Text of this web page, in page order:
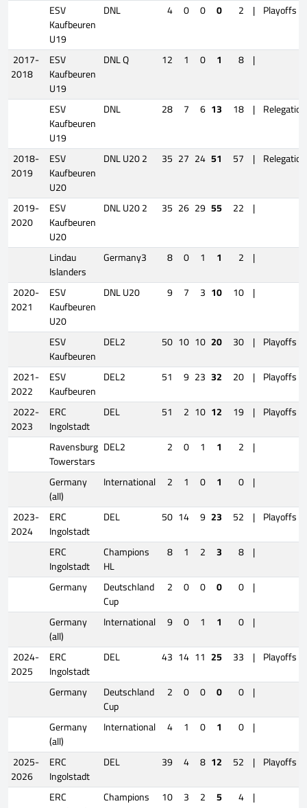
ESV
Kaufbeuren
U19
DNL 4 0 0 0 2 | Playoffs
2017-
2018
ESV
Kaufbeuren
U19
DNL Q 12 1 0 1 8 |
ESV
Kaufbeuren
U19
DNL 28 7 6 13 18 | Relegation
2018-
2019
ESV
Kaufbeuren
U20
DNL U20 2 35 27 24 51 57 | Relegation
2019-
2020
ESV
Kaufbeuren
U20
DNL U20 2 35 26 29 55 22 |
Lindau
Islanders
Germany3 8 0 1 1 2 |
2020-
2021
ESV
Kaufbeuren
U20
DNL U20 9 7 3 10 10 |
ESV
Kaufbeuren
DEL2 50 10 10 20 30 | Playoffs
2021-
2022
ESV
Kaufbeuren
DEL2 51 9 23 32 20 | Playoffs
2022-
2023
ERC
Ingolstadt
DEL 51 2 10 12 19 | Playoffs
Ravensburg
Towerstars
DEL2 2 0 1 1 2 |
Germany
(all)
International 2 1 0 1 0 |
2023-
2024
ERC
Ingolstadt
DEL 50 14 9 23 52 | Playoffs
ERC
Ingolstadt
Champions
HL
8 1 2 3 8 |
Germany
Deutschland
Cup
2 0 0 0 0 |
Germany
(all)
International 9 0 1 1 0 |
2024-
2025
ERC
Ingolstadt
DEL 43 14 11 25 33 | Playoffs
Germany
Deutschland
Cup
2 0 0 0 0 |
Germany
(all)
International 4 1 0 1 0 |
2025-
2026
ERC
Ingolstadt
DEL 39 4 8 12 52 | Playoffs
ERC
Champions
10 3 2 5 4 |